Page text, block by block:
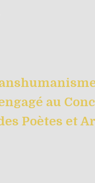
au
Poètes et